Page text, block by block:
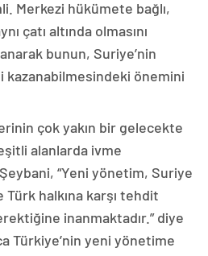
Merkezi hükümete bağlı,
çatı altında olmasını
bunun, Suriye’nin
önemini
çok yakın bir gelecekte
alanlarda ivme
“Yeni yönetim, Suriye
Türk halkına karşı tehdit
inanmaktadır.” diye
Türkiye’nin yeni yönetime